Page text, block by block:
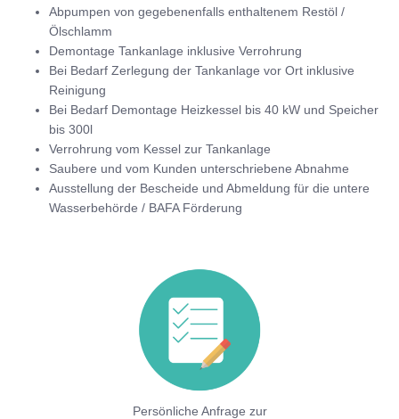
Abpumpen von gegebenenfalls enthaltenem Restöl /
Ölschlamm
Demontage Tankanlage inklusive Verrohrung
Bei Bedarf Zerlegung der Tankanlage vor Ort inklusive
Reinigung
Bei Bedarf Demontage Heizkessel bis 40 kW und Speicher
bis 300l
Verrohrung vom Kessel zur Tankanlage
Saubere und vom Kunden unterschriebene Abnahme
Ausstellung der Bescheide und Abmeldung für die untere
Wasserbehörde / BAFA Förderung
Persönliche Anfrage zur